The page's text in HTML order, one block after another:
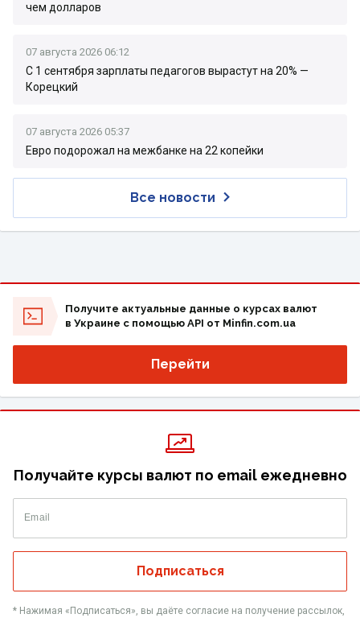
чем долларов
07 августа 2026 06:12
С 1 сентября зарплаты педагогов вырастут на 20% —
Корецкий
07 августа 2026 05:37
Евро подорожал на межбанке на 22 копейки
Все новости
Получите актуальные данные о курсах валют
в Украине с помощью API от Minfin.com.ua
Перейти
Получайте курсы валют по email ежедневно
Email
Подписаться
* Нажимая «‎Подписаться», вы даёте согласие на получение рассылок,